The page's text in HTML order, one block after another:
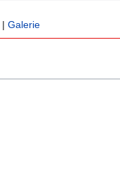
| Galerie